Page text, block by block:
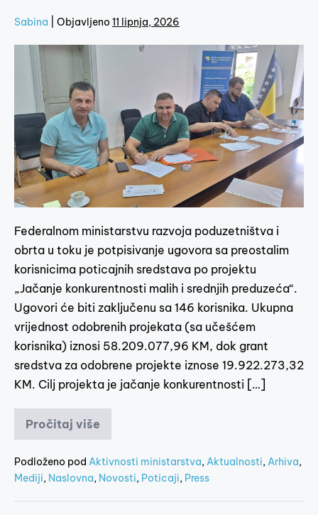
Sabina Objavljeno 11 lipnja, 2026
Federalnom ministarstvu razvoja poduzetništva i
obrta u toku je potpisivanje ugovora sa preostalim
korisnicima poticajnih sredstava po projektu
„Jačanje konkurentnosti malih i srednjih preduzeća“.
Ugovori će biti zaključenu sa 146 korisnika. Ukupna
vrijednost odobrenih projekata (sa učešćem
korisnika) iznosi 58.209.077,96 KM, dok grant
sredstva za odobrene projekte iznose 19.922.273,32
KM. Cilj projekta je jačanje konkurentnosti […]
Pročitaj više
Podloženo pod Aktivnosti ministarstva,Aktualnosti,Arhiva,
Mediji, Naslovna, Novosti, Poticaji, Press